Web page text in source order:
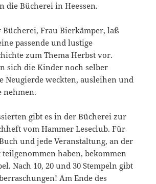
die Bücherei in Heessen.
Bücherei, Frau Bierkämper, laß
passende und lustige
zum Thema Herbst vor.
sich die Kinder noch selber
Neugierde weckten, ausleihen und
nehmen.
gibt es in der Bücherei zur
vom Hammer Leseclub. Für
und jede Veranstaltung, an der
haben, bekommen
Nach 10, 20 und 30 Stempeln gibt
Am Ende des